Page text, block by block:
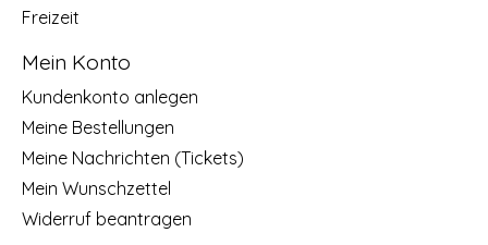
Freizeit
Mein Konto
Kundenkonto anlegen
Meine Bestellungen
Meine Nachrichten (Tickets)
Mein Wunschzettel
Widerruf beantragen